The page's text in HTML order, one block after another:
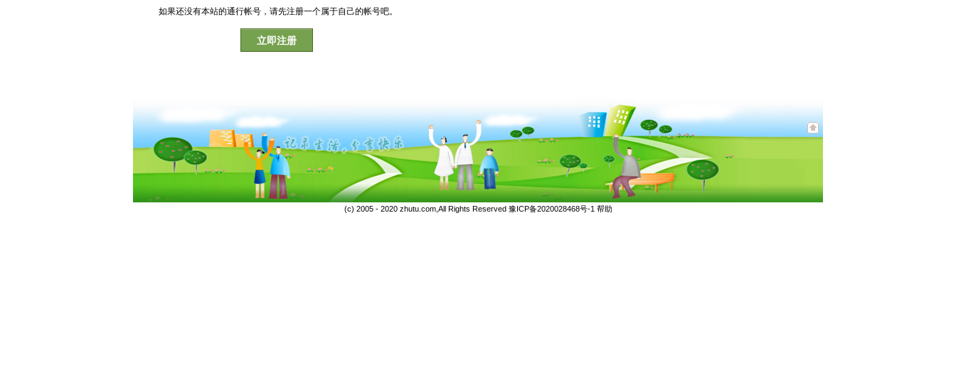
如果还没有本站的通行帐号，请先注册一个属于自己的帐号吧。
立即注册
(c) 2005 - 2020 zhutu.com,All Rights Reserved 豫ICP备2020028468号-1 帮助